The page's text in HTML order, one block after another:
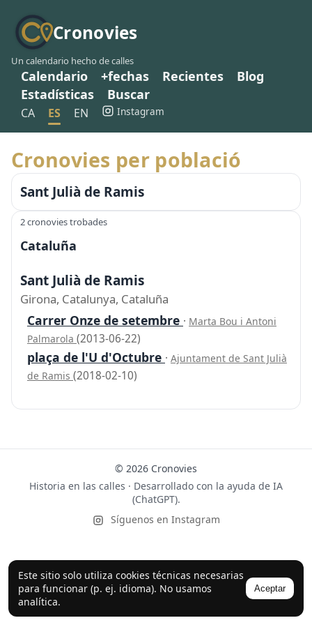
Cronovies
Un calendario hecho de calles
Calendario +fechas Recientes
Blog
Estadísticas
Buscar
CA ES EN Instagram
Este sitio solo utiliza cookies técnicas necesarias
para funcionar (p. ej. idioma). No usamos
analítica.
Aceptar
Cronovies per població
Sant Julià de Ramis
2 cronovies trobades
Cataluña
Sant Julià de Ramis
Girona, Catalunya, Cataluña
Carrer Onze de setembre · Marta Bou i Antoni
Palmarola (2013-06-22)
plaça de l'U d'Octubre · Ajuntament de Sant Julià
de Ramis (2018-02-10)
© 2026 Cronovies
Historia en las calles · Desarrollado con la ayuda de IA
(ChatGPT).
Síguenos en Instagram